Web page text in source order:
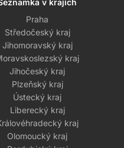
v krajích
Praha
Středočeský kraj
Jihomoravský kraj
kraj
Jihočeský kraj
Plzeňský kraj
Ústecký kraj
Liberecký kraj
kraj
Olomoucký kraj